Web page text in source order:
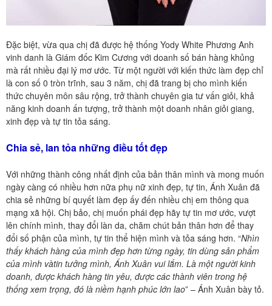
Đặc biệt, vừa qua chị đã được hệ thống Yody White Phương Anh
vinh danh là Giám đốc Kim Cương với doanh số bán hàng khủng
mà rất nhiều đại lý mơ ước. Từ một người với kiến thức làm đẹp chỉ
là con số 0 tròn trĩnh, sau 3 năm, chị đã trang bị cho mình kiến
thức chuyên môn sâu rộng, trở thành chuyên gia tư vấn giỏi, khả
năng kinh doanh ấn tượng, trở thành một doanh nhân giỏi giang,
xinh đẹp và tự tin tỏa sáng.
Chia sẻ, lan tỏa những điều tốt đẹp
Với những thành công nhất định của bản thân mình và mong muốn
ngày càng có nhiều hơn nữa phụ nữ xinh đẹp, tự tin, Ánh Xuân đã
chia sẻ những bí quyết làm đẹp ấy đến nhiều chị em thông qua
mạng xã hội. Chị bảo, chị muốn phái đẹp hãy tự tin mơ ước, vượt
lên chính mình, thay đổi làn da, chăm chút bản thân hơn để thay
đổi số phận của mình, tự tin thể hiện mình và tỏa sáng hơn. “Nhìn
thấy khách hàng của mình đẹp hơn từng ngày, tin dùng sản phẩm
của mình vàtin tưởng mình, Ánh Xuân vui lắm. Là một người kinh
doanh, được khách hàng tin yêu, được các thành viên trong hệ
thống xem trọng, đó là niềm hạnh phúc lớn lao” – Ánh Xuân bày tỏ.